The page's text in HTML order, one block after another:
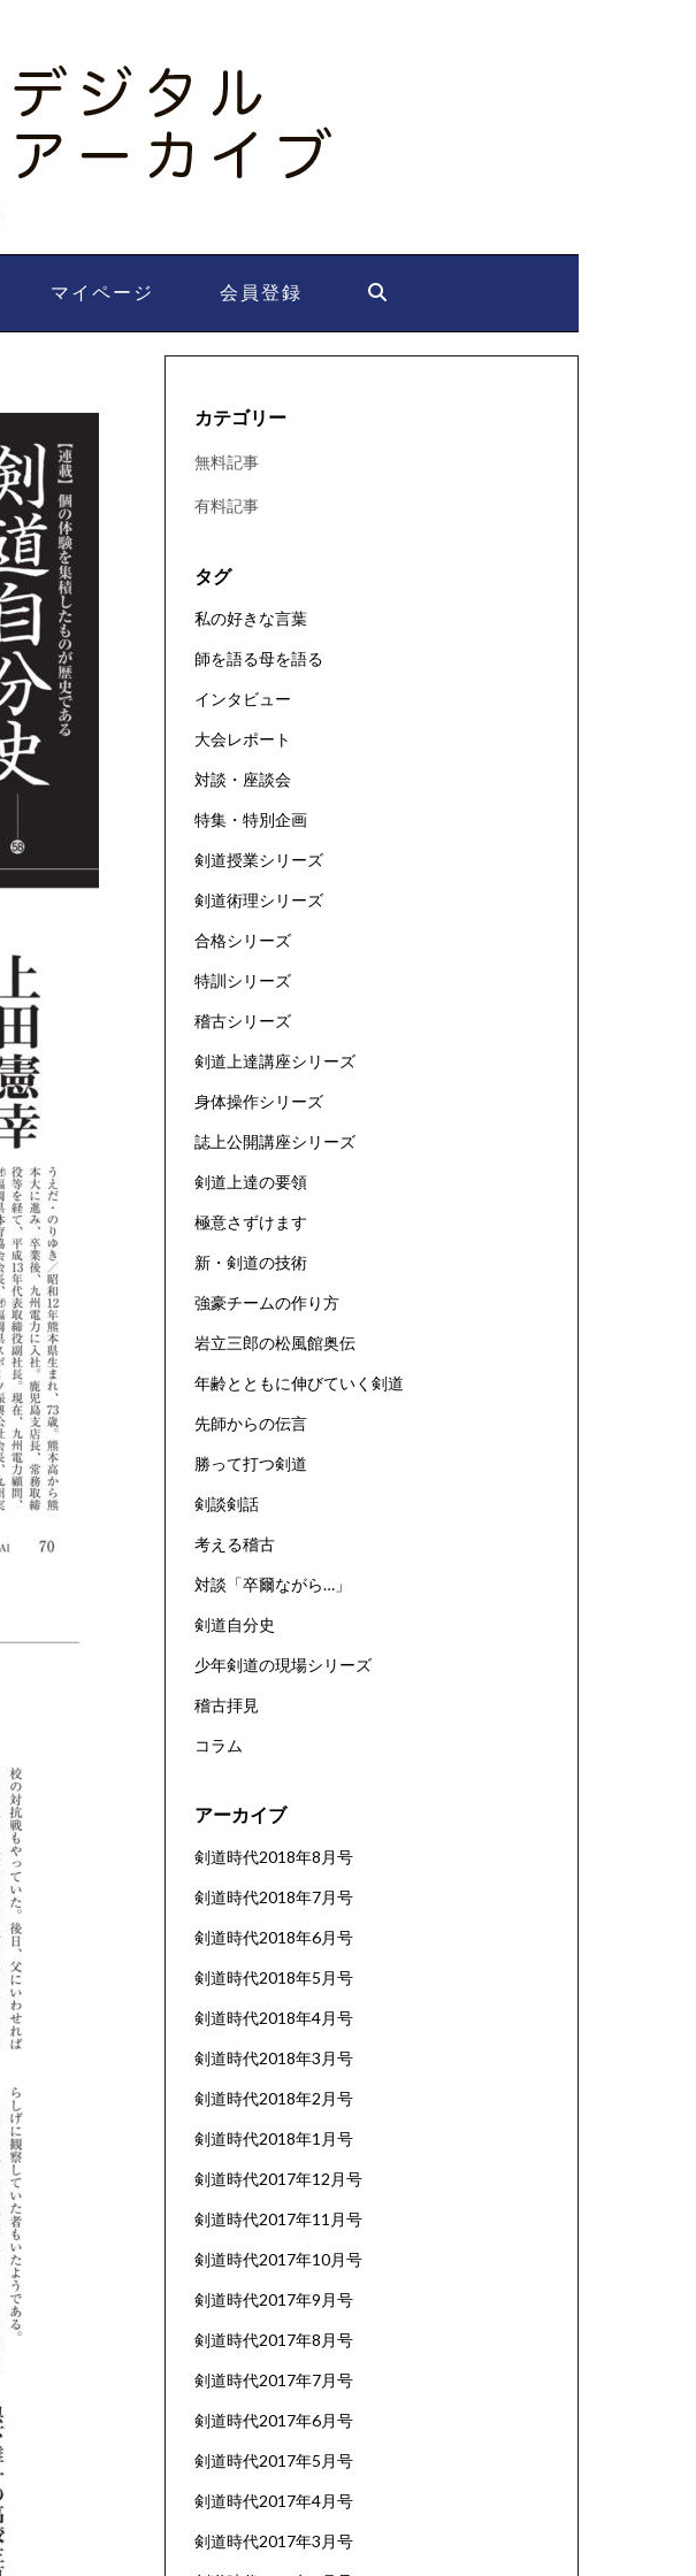
マイページ 会員登録
カテゴリー
無料記事
有料記事
タグ
私の好きな言葉
師を語る母を語る
インタビュー
大会レポート
対談・座談会
特集・特別企画
剣道授業シリーズ
剣道術理シリーズ
合格シリーズ
特訓シリーズ
稽古シリーズ
剣道上達講座シリーズ
身体操作シリーズ
誌上公開講座シリーズ
剣道上達の要領
極意さずけます
新・剣道の技術
強豪チームの作り方
岩立三郎の松風館奥伝
年齢とともに伸びていく剣道
先師からの伝言
勝って打つ剣道
剣談剣話
考える稽古
対談「卒爾ながら…」
剣道自分史
少年剣道の現場シリーズ
稽古拝見
コラム
アーカイブ
剣道時代2018年8月号
剣道時代2018年7月号
剣道時代2018年6月号
剣道時代2018年5月号
剣道時代2018年4月号
剣道時代2018年3月号
剣道時代2018年2月号
剣道時代2018年1月号
剣道時代2017年12月号
剣道時代2017年11月号
剣道時代2017年10月号
剣道時代2017年9月号
剣道時代2017年8月号
剣道時代2017年7月号
剣道時代2017年6月号
剣道時代2017年5月号
剣道時代2017年4月号
剣道時代2017年3月号